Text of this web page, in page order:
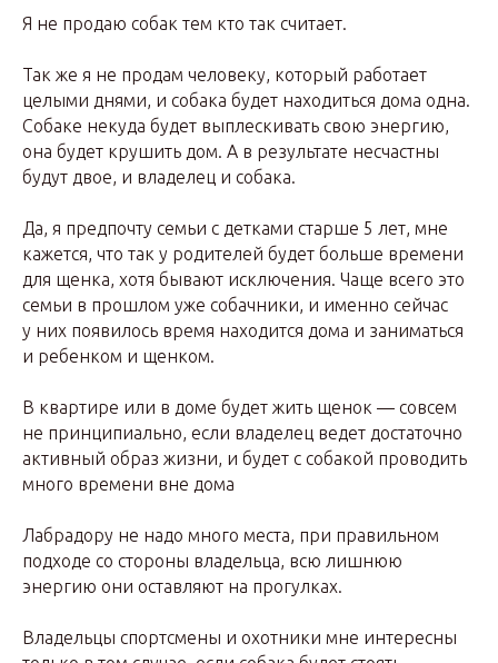
Я не продаю собак тем кто так считает.
Так же я не продам человеку, который работает
целыми днями, и собака будет находиться дома одна.
Собаке некуда будет выплескивать свою энергию,
она будет крушить дом. А в результате несчастны
будут двое, и владелец и собака.
Да, я предпочту семьи с детками старше 5 лет, мне
кажется, что так у родителей будет больше времени
для щенка, хотя бывают исключения. Чаще всего это
семьи в прошлом уже собачники, и именно сейчас
у них появилось время находится дома и заниматься
и ребенком и щенком.
В квартире или в доме будет жить щенок — совсем
не принципиально, если владелец ведет достаточно
активный образ жизни, и будет с собакой проводить
много времени вне дома
Лабрадору не надо много места, при правильном
подходе со стороны владельца, всю лишнюю
энергию они оставляют на прогулках.
Владельцы спортсмены и охотники мне интересны